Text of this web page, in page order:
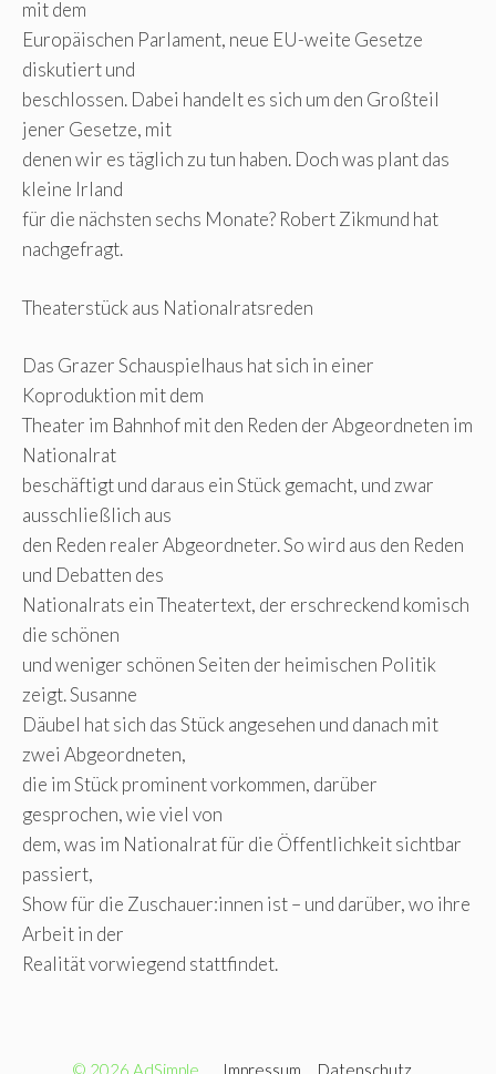
mit dem
Europäischen Parlament, neue EU-weite Gesetze
diskutiert und
beschlossen. Dabei handelt es sich um den Großteil
jener Gesetze, mit
denen wir es täglich zu tun haben. Doch was plant das
kleine Irland
für die nächsten sechs Monate? Robert Zikmund hat
nachgefragt.
Theaterstück aus Nationalratsreden
Das Grazer Schauspielhaus hat sich in einer
Koproduktion mit dem
Theater im Bahnhof mit den Reden der Abgeordneten im
Nationalrat
beschäftigt und daraus ein Stück gemacht, und zwar
ausschließlich aus
den Reden realer Abgeordneter. So wird aus den Reden
und Debatten des
Nationalrats ein Theatertext, der erschreckend komisch
die schönen
und weniger schönen Seiten der heimischen Politik
zeigt. Susanne
Däubel hat sich das Stück angesehen und danach mit
zwei Abgeordneten,
die im Stück prominent vorkommen, darüber
gesprochen, wie viel von
dem, was im Nationalrat für die Öffentlichkeit sichtbar
passiert,
Show für die Zuschauer:innen ist – und darüber, wo ihre
Arbeit in der
Realität vorwiegend stattfindet.